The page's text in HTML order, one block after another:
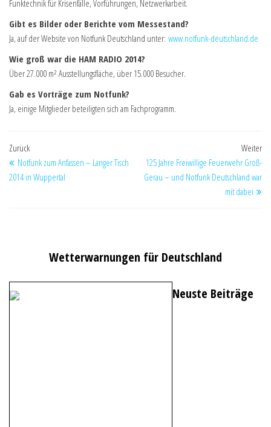
Funktechnik für Krisenfälle, Vorführungen, Netzwerkarbeit.
Gibt es Bilder oder Berichte vom Messestand?
Ja, auf der Website von Notfunk Deutschland unter: www.notfunk-deutschland.de
Wie groß war die HAM RADIO 2014?
Über 27.000 m² Ausstellungsfläche, über 15.000 Besucher.
Gab es Vorträge zum Notfunk?
Ja, einige Mitglieder beteiligten sich am Fachprogramm.
Zurück
Notfunk zum Anfassen – Langer Tisch
2014 in Wuppertal
Weiter
125 Jahre Freiwillige Feuerwehr Groß-
Gerau – und Notfunk Deutschland war
mit dabei
Wetterwarnungen für Deutschland
Neuste Beiträge